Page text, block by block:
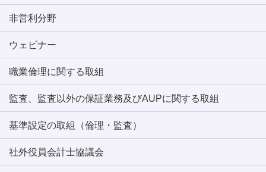
非営利分野
ウェビナー
職業倫理に関する取組
監査、監査以外の保証業務及びAUPに関する取組
基準設定の取組（倫理・監査）
社外役員会計士協議会